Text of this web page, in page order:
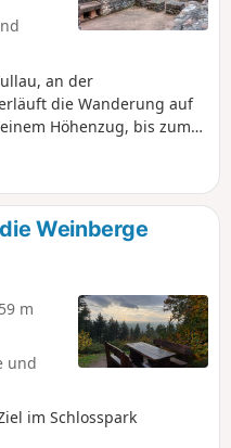
an der
die Wanderung auf
Höhenzug, bis zum
Naturschutzgebiet
Bullau steigt die
wieder auf, bis zum
Weinberge
m
und
im Schlosspark